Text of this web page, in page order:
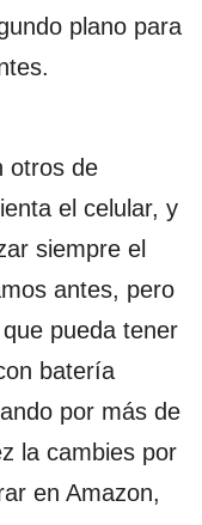
plano para
otros de
el celular, y
siempre el
antes, pero
pueda tener
batería
por más de
la cambies por
en Amazon,